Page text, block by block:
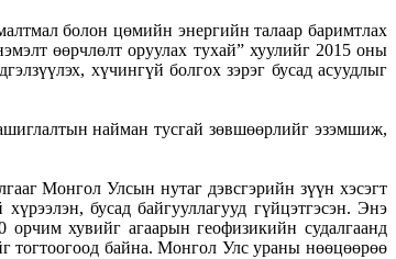
болон цөмийн энергийн талаар баримтлах
өөрчлөлт оруулах тухай” хуулийг 2015 оны
хүчингүй болгох зэрэг бусад асуудлыг
найман тусгай зөвшөөрлийг эзэмшиж,
Монгол Улсын нутаг дэвсгэрийн зүүн хэсэгт
бусад байгууллагууд гүйцэтгэсэн. Энэ
хувийг агаарын геофизикийн судалгаанд
тогтоогоод байна. Монгол Улс ураны нөөцөөрөө